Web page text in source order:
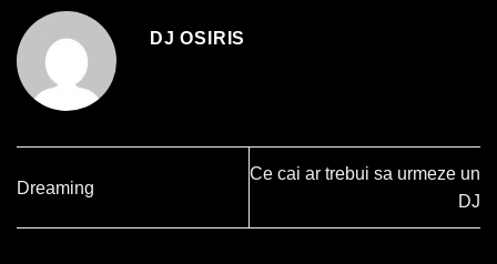
DJ OSIRIS
Dreaming
Ce cai ar trebui sa urmeze un
DJ